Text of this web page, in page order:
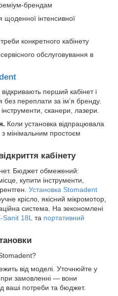
брендам
щоденної інтенсивної
конкретного кабінету
обслуговування в
відкривають перший кабінет і
переплати за імʼя бренду.
сканери, лазери.
Коли установка відпрацювала
з мінімальним простоєм
кабінету
Бюджет обмежений:
купити інструменти,
Установка Stomadent
крісло, якісний мікромотор,
система. На зекономлені
Sanit 18L та портативний
від моделі. Уточнюйте у
при замовленні — вони
ваші потреби та бюджет.